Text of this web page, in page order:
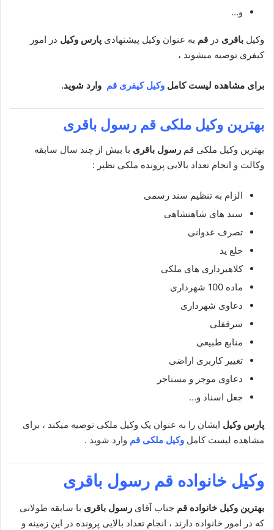
و…
وکیل باقری در قم به عنوان وکیل پیشنهادی پارس وکیل در امور
کیفری توصیه میشوند ،
برای مشاهده لیست کامل وکیل کیفری قم وارد شوید.
بهترین وکیل ملکی قم رسول باقری
بهترین وکیل ملکی قم رسول باقری با بیش از چند سال سابقه
وکالت و انجام تعداد بالایی پرونده ملکی نظیر :
الزام به تنظیم سند رسمی
سند های شاهنشاهی
تصرف عدوانی
خلع ید
کلاهبرداری های ملکی
ماده 100 شهرداری
دعاوی شهرداری
سرقفلی
منابع طبیعی
تغییر کاربری اراضی
دعاوی موجر و مستاجر
جعل اسناد و…
پارس وکیل ایشان را به عنوان یک وکیل ملکی توصیه میکند ، برای
مشاهده لیست کامل وکیل ملکی قم وارد شوید .
وکیل خانواده قم رسول باقری
بهترین وکیل خانواده قم جناب آقای رسول باقری با سابقه طولانی
که در امور خانواده دارند ، انجام تعداد بالایی پرونده در این زمینه و